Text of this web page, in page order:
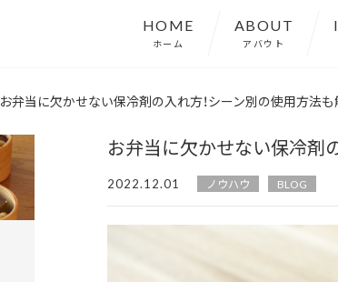
HOME
ホーム
ABOUT
アバウト
お弁当に欠かせない保冷剤の入れ方！シーン別の使用方法
お弁当に欠かせない保冷剤
2022.12.01 ノウハウ BLOG